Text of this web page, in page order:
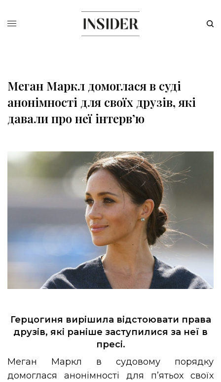
Меган Маркл домоглася в суді
анонімності для своїх друзів, які
давали про неї інтерв’ю
Герцогиня вирішила відстоювати права
друзів, які раніше заступилися за неї в
пресі.
Меган Маркл в судовому порядку
домоглася анонімності для п’ятьох своїх